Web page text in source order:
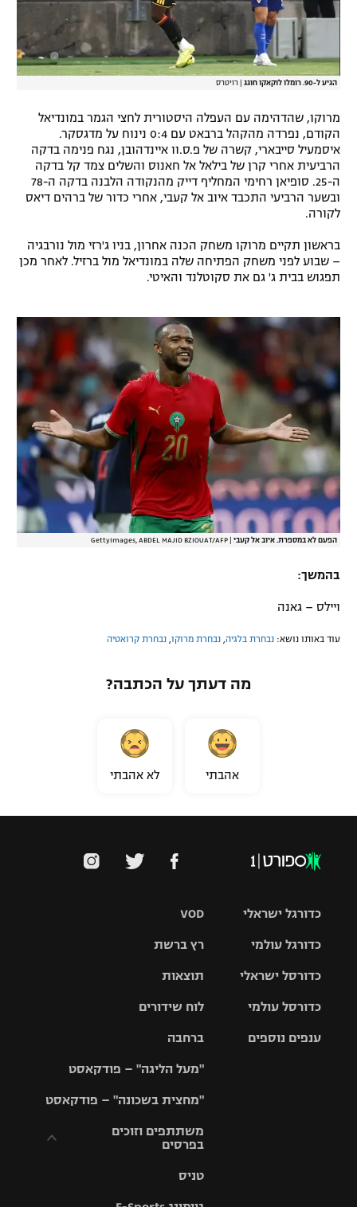
הגיע ל-90. רומלו לוקאקו חוגג רויטרס
מרוקו, שהדהימה עם העפלה היסטורית לחצי הגמר במונדיאל
הקודם, נפרדה מהקהל ברבאט עם 0:4 נינוח על מדגסקר.
איסמעיל סייבארי, קשרה של פ.ס.וו איינדהובן, נגח פנימה בדקה
הרביעית אחרי קרן של בילאל אל חאנוס והשלים צמד קל בדקה
ה-25. סופיאן רחימי המחליף דייק מהנקודה הלבנה בדקה ה-78
ובשער הרביעי התכבד איוב אל קעבי, אחרי כדור של ברהים דיאס
לקורה.
בראשון תקיים מרוקו משחק הכנה אחרון, בניו ג'רזי מול נורבגיה
– שבוע לפני משחק הפתיחה שלה במונדיאל מול ברזיל. לאחר מכן
תפגוש בבית ג' גם את סקוטלנד והאיטי.
הפעם לא במספרת. איוב אל קעבי GettyImages, ABDEL MAJID BZIOUAT/AFP
בהמשך:
ויילס – גאנה
עוד באותו נושא: נבחרת בלגיה נבחרת מרוקו נבחרת קרואטיה
מה דעתך על הכתבה?
אהבתי לא אהבתי
VOD
רץ ברשת
תוצאות
לוח שידורים
ברחבה
"מעל הליגה" – פודקאסט
"מחצית בשכונה" – פודקאסט
משתתפים וזוכים
בפרסים
וזוכים בפרסים
טניס
כדורגל ישראלי
גביע הטוטו
כדורגל עולמי
האלופות
ליגה
כדורסל ישראלי
סל
כדורסל עולמי
ענפים נוספים